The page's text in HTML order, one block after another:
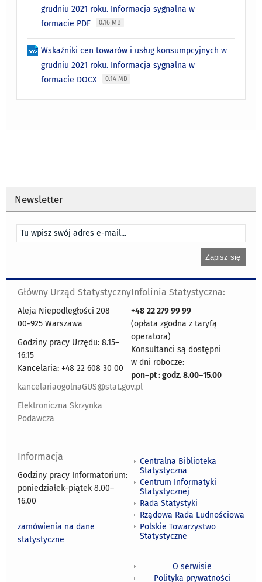
grudniu 2021 roku. Informacja sygnalna w
formacie PDF
0.16 MB
Wskaźniki cen towarów i usług konsumpcyjnych w
grudniu 2021 roku. Informacja sygnalna w
formacie DOCX
0.14 MB
Newsletter
Główny Urząd Statystyczny
Aleja Niepodległości 208
00-925 Warszawa
Godziny pracy Urzędu: 8.15–
16.15
Kancelaria: +48 22 608 30 00
kancelariaogolnaGUS@stat.gov.pl
Elektroniczna Skrzynka
Podawcza
Infolinia Statystyczna:
+48 22 279 99 99
(opłata zgodna z taryfą
operatora)
Konsultanci są dostępni
w dni robocze:
pon–pt : godz. 8.00–15.00
Informacja
Godziny pracy Informatorium:
poniedziałek-piątek 8.00–
16.00
zamówienia na dane
statystyczne
Centralna Biblioteka
Statystyczna
Centrum Informatyki
Statystycznej
Rada Statystyki
Rządowa Rada Ludnościowa
Polskie Towarzystwo
Statystyczne
O serwisie
Polityka prywatności